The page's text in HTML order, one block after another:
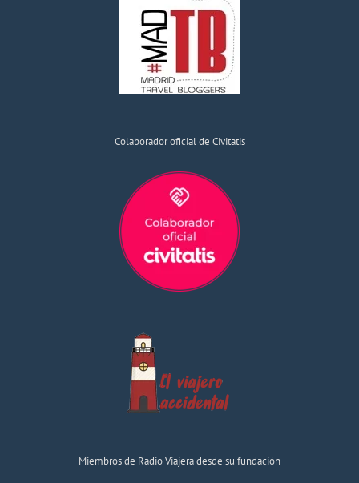
Colaborador oficial de Civitatis
Miembros de Radio Viajera desde su fundación